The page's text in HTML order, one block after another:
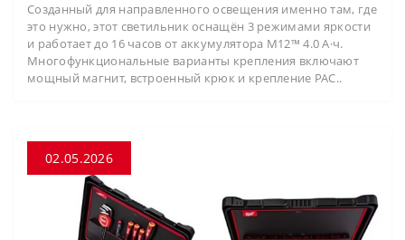
Созданный для направленного освещения именно там, где
это нужно, этот светильник оснащён 3 режимами яркости
и работает до 16 часов от аккумулятора M12™ 4.0 А·ч.
Многофункциональные варианты крепления включают
мощный магнит, встроенный крюк и крепление PAC..
02.05.2026